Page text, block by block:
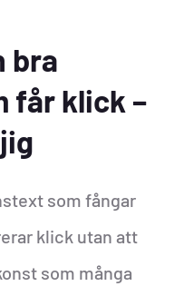
bra
får klick –
som fångar
klick utan att
som många